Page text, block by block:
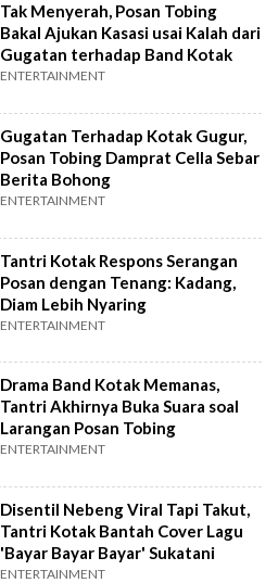
Tak Menyerah, Posan Tobing
Bakal Ajukan Kasasi usai Kalah dari
Gugatan terhadap Band Kotak
ENTERTAINMENT
Gugatan Terhadap Kotak Gugur,
Posan Tobing Damprat Cella Sebar
Berita Bohong
ENTERTAINMENT
Tantri Kotak Respons Serangan
Posan dengan Tenang: Kadang,
Diam Lebih Nyaring
ENTERTAINMENT
Drama Band Kotak Memanas,
Tantri Akhirnya Buka Suara soal
Larangan Posan Tobing
ENTERTAINMENT
Disentil Nebeng Viral Tapi Takut,
Tantri Kotak Bantah Cover Lagu
'Bayar Bayar Bayar' Sukatani
ENTERTAINMENT